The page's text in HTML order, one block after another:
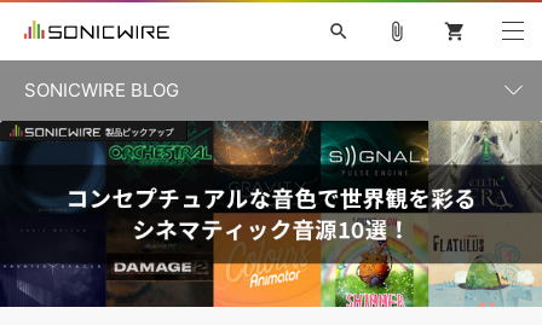
ソフト音源 »
プラグイン・エフェクト »
キャンペーン »
search
初音ミク V4X 鏡音リン・レン V4X
巡音ルカ V4X
ボーカル抜き出し
MEIKO V3 KAITO V3
MASSIVE
SYLENTH1
VOCALOID VIENNA
ライセンスフリーBGM
TOONTRACK
サンプルパックを試そう
MUTANT
シネマティック音源特集
EZdrummer2
KOTO NATION
attach_file shopping_cart
SONICWIRE BLOG
カテゴリ一覧